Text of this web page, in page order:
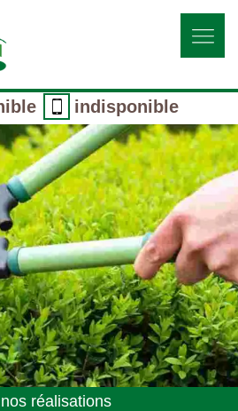
indisponible
réalisations